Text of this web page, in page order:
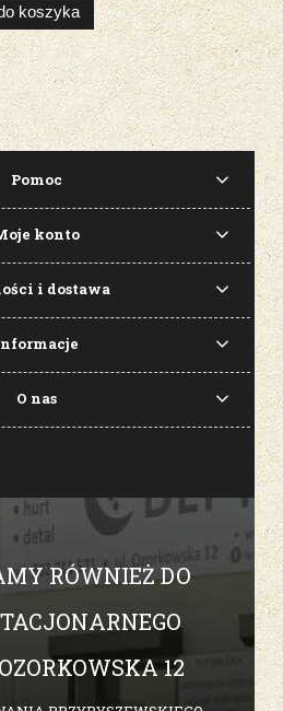
koszyka
Pomoc
konto
i dostawa
O nas
RÓWNIEŻ DO
12